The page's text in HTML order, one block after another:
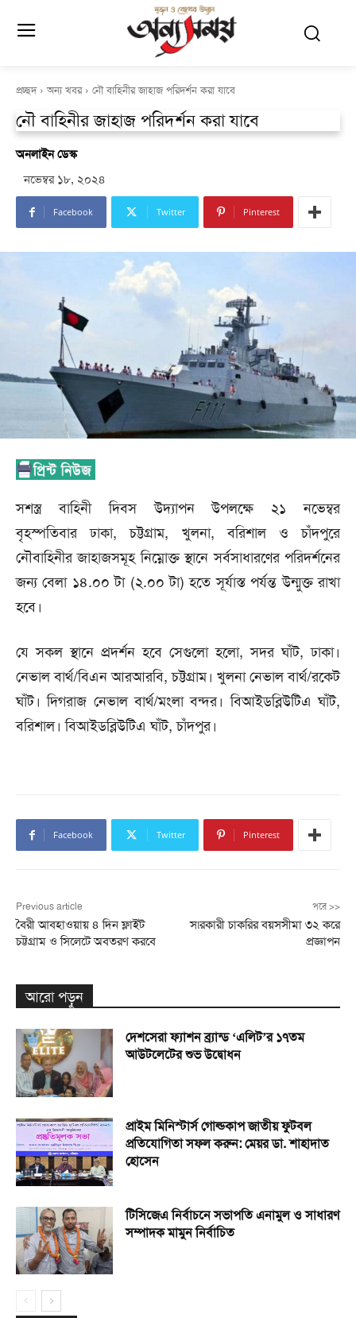
প্রচ্ছদ অন্য খবর নৌ বাহিনীর জাহাজ পরিদর্শন করা যাবে
নৌ বাহিনীর জাহাজ পরিদর্শন করা যাবে
অনলাইন ডেস্ক
নভেম্বর ১৮, ২০২৪
Facebook Twitter Pinterest
সশস্ত্র বাহিনী দিবস উদ্যাপন উপলক্ষে ২১ নভেম্বর
বৃহস্পতিবার ঢাকা, চট্টগ্রাম, খুলনা, বরিশাল ও চাঁদপুরে
নৌবাহিনীর জাহাজসমূহ নিম্নোক্ত স্থানে সর্বসাধারণের পরিদর্শনের
জন্য বেলা ১৪.০০ টা (২.০০ টা) হতে সূর্যাস্ত পর্যন্ত উন্মুক্ত রাখা
হবে।
যে সকল স্থানে প্রদর্শন হবে সেগুলো হলো, সদর ঘাঁট, ঢাকা।
নেভাল বার্থ/বিএন আরআরবি, চট্টগ্রাম। খুলনা নেভাল বার্থ/রকেট
ঘাঁট। দিগরাজ নেভাল বার্থ/মংলা বন্দর। বিআইডব্লিউটিএ ঘাঁট,
বরিশাল। বিআইডব্লিউটিএ ঘাঁট, চাঁদপুর।
Facebook Twitter Pinterest
Previous article
বৈরী আবহাওয়ায় ৪ দিন ফ্লাইট
চট্টগ্রাম ও সিলেটে অবতরণ করবে
পরে >>
স৷রকারী চাকরির বয়সসীমা ৩২ করে
প্রজ্ঞাপন
আরো পড়ুন
দেশসেরা ফ্যাশন ব্র্যান্ড ‘এলিট’র ১৭তম
আউটলেটের শুভ উদ্বোধন
প্রাইম মিনিস্টার্স গোল্ডকাপ জাতীয় ফুটবল
প্রতিযোগিতা সফল করুন: মেয়র ডা. শাহাদাত
হোসেন
টিসিজেএ নির্বাচনে সভাপতি এনামুল ও সাধারণ
সম্পাদক মামুন নির্বাচিত